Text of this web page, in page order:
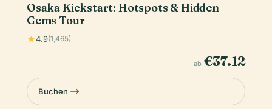
Osaka Kickstart: Hotspots & Hidden
Gems Tour
4.9(1,465)
ab €37.12
Buchen